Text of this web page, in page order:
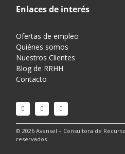
Enlaces de interés
Ofertas de empleo
Quiénes somos
Nuestros Clientes
Blog de RRHH
Contacto
© 2026 Avansel – Consultora de
reservados.